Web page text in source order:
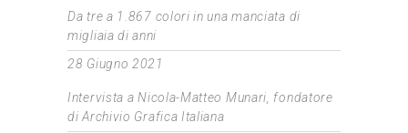
Da tre a 1.867 colori in una manciata di
migliaia di anni
28 Giugno 2021
Intervista a Nicola-Matteo Munari, fondatore
di Archivio Grafica Italiana